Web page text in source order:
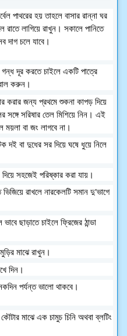
পাথরের হয় তাহলে বাসার রান্না ঘর
রাতে লাগিয়ে রাখুন। সকালে পানিতে
দাগ চলে যাবে।
দূর করতে চাইলে একটি পাত্রে
করুন।
করার জন্য প্রথমে শুকনা কাপড় দিয়ে
সরিষার তেল মিশিয়ে নিন। এই
ময়লা বা জং লাগবে না।
বা দুধের সর দিয়ে ঘষে ধুয়ে নিলে
সহজেই পরিষ্কার করা যায়।
রাখলে নারকেলটি সমান দু'ভাগে
ছাড়াতে চাইলে ফ্রিজের ঠান্ডা
মাঝে রাখুন।
দিন।
পর্যন্ত ভালো থাকবে।
মাঝে এক চামুচ চিনি অথবা ব্লটিং